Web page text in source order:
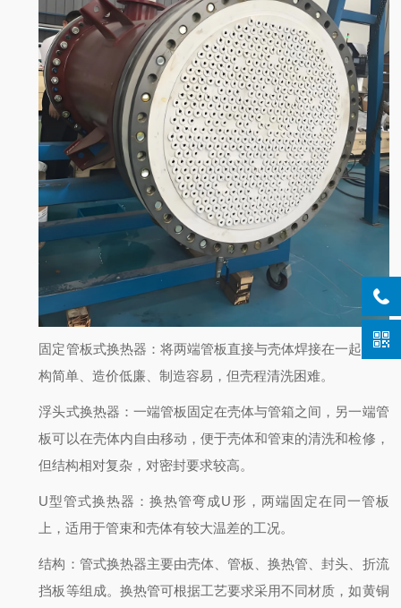
固定管板式换热器：将两端管板直接与壳体焊接在一起，结
构简单、造价低廉、制造容易，但壳程清洗困难。
浮头式换热器：一端管板固定在壳体与管箱之间，另一端管
板可以在壳体内自由移动，便于壳体和管束的清洗和检修，
但结构相对复杂，对密封要求较高。
U型管式换热器：换热管弯成U形，两端固定在同一管板
上，适用于管束和壳体有较大温差的工况。
结构：管式换热器主要由壳体、管板、换热管、封头、折流
挡板等组成。换热管可根据工艺要求采用不同材质，如黄铜